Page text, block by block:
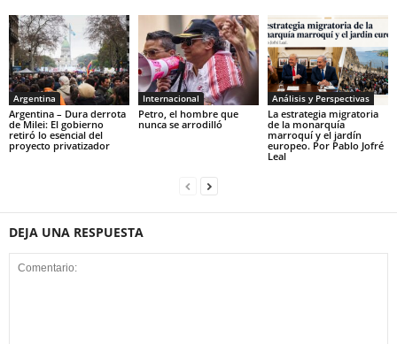
Argentina
Argentina – Dura derrota
de Milei: El gobierno
retiró lo esencial del
proyecto privatizador
Internacional
Petro, el hombre que
nunca se arrodilló
Análisis y Perspectivas
La estrategia migratoria
de la monarquía
marroquí y el jardín
europeo. Por Pablo Jofré
Leal
DEJA UNA RESPUESTA